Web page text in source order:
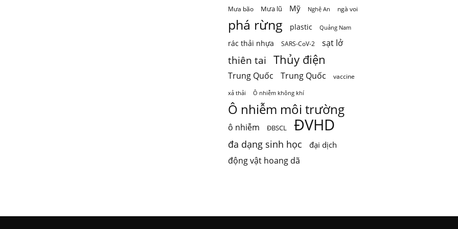
Mưa bão Mưa lũ Mỹ Nghệ An ngà voi
phá rừng plastic Quảng Nam
rác thải nhựa SARS-CoV-2 sạt lở
thiên tai Thủy điện
Trung Quốc Trung Quốc vaccine
xả thải Ô nhiễm không khí
Ô nhiễm môi trường
ô nhiễm ĐBSCL ĐVHD
đa dạng sinh học
đại dịch
động vật hoang dã